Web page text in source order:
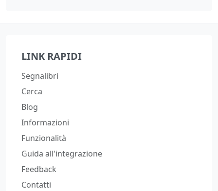
LINK RAPIDI
Segnalibri
Cerca
Blog
Informazioni
Funzionalità
Guida all'integrazione
Feedback
Contatti